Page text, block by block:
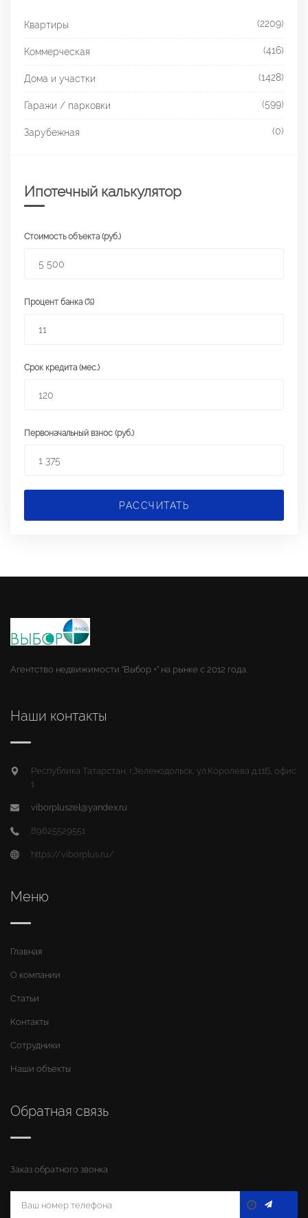
Квартиры (2209)
Коммерческая (416)
Дома и участки (1428)
Гаражи / парковки (599)
Зарубежная (0)
Ипотечный калькулятор
Стоимость объекта (руб.)
Процент банка (%)
Срок кредита (мес.)
Первоначальный взнос (руб.)
РАССЧИТАТЬ
Агентство недвижимости "Выбор +" на рынке с 2012 года.
Наши контакты
Республика Татарстан, г.Зеленодольск, ул.Королева д.11Б, офис
1
viborpluszel@yandex.ru
89625529551
https://viborplus.ru/
Меню
Главная
О компании
Статьи
Контакты
Сотрудники
Наши объекты
Обратная связь
Заказ обратного звонка